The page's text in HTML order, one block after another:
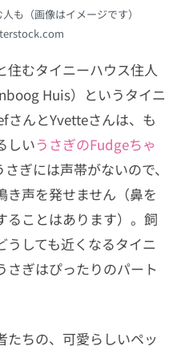
も（画像はイメージです）
住むタイニーハウス住人
Huis）というタイニ
んとYvetteさんは、も
しいうさぎのFudgeちゃ
ぎには声帯がないので、
き声を発せません（鼻を
ることはあります）。飼
うしても近くなるタイニ
さぎはぴったりのパート
たちの、可愛らしいペッ